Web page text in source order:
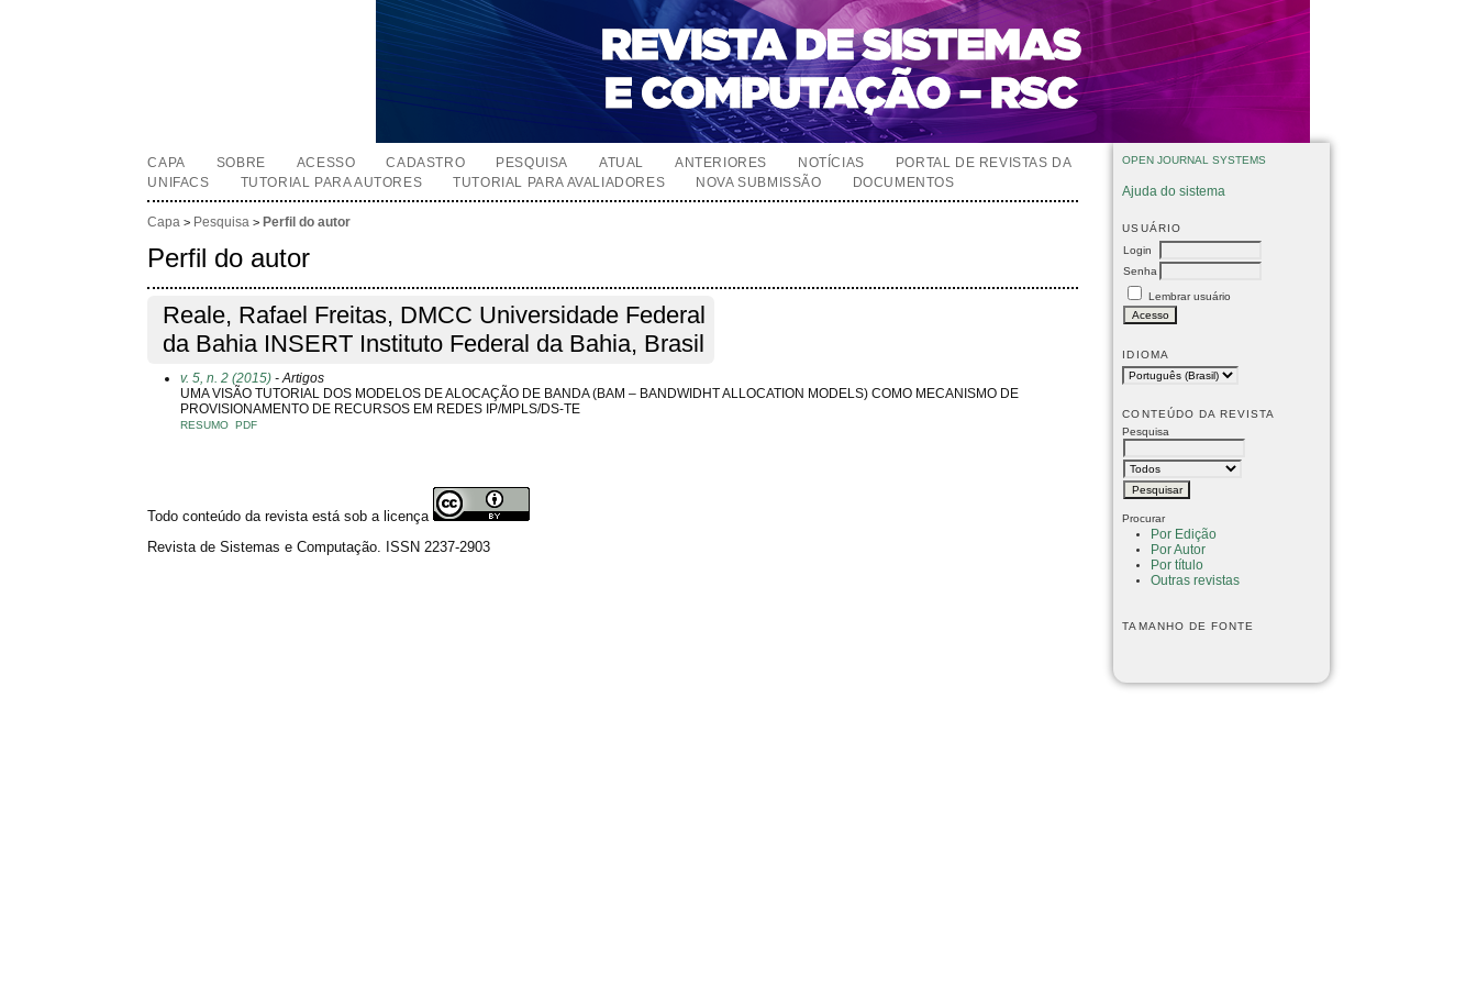
OPEN JOURNAL SYSTEMS
Ajuda do sistema
USUÁRIO
Login
Senha
Lembrar usuário
IDIOMA
CONTEÚDO DA REVISTA
Pesquisa
Procurar
Por Edição
Por Autor
Por título
Outras revistas
TAMANHO DE FONTE
CAPA SOBRE ACESSO CADASTRO PESQUISA ATUAL ANTERIORES NOTÍCIAS
PORTAL DE REVISTAS DA
UNIFACS
TUTORIAL PARA AUTORES TUTORIAL PARA AVALIADORES NOVA SUBMISSÃO DOCUMENTOS
Capa > Pesquisa > Perfil do autor
Perfil do autor
Reale, Rafael Freitas, DMCC Universidade Federal
da Bahia INSERT Instituto Federal da Bahia, Brasil
v. 5, n. 2 (2015) - Artigos
UMA VISÃO TUTORIAL DOS MODELOS DE ALOCAÇÃO DE BANDA (BAM – BANDWIDHT ALLOCATION MODELS) COMO MECANISMO DE
PROVISIONAMENTO DE RECURSOS EM REDES IP/MPLS/DS-TE
RESUMO PDF
Todo conteúdo da revista está sob a licença
Revista de Sistemas e Computação. ISSN 2237-2903